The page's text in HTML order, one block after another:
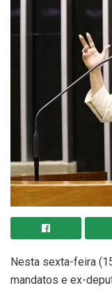
Nesta sexta-feira
mandatos e ex-